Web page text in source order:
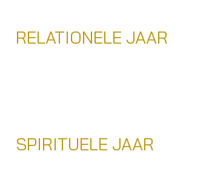
RELATIONELE JAAR
SPIRITUELE JAAR